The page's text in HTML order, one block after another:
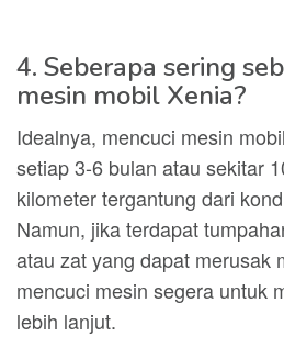
4. Seberapa sering
mesin mobil Xenia?
Idealnya, mencuci mesin
setiap 3-6 bulan atau sekitar
kilometer tergantung dari
Namun, jika terdapat
atau zat yang dapat merusak
mencuci mesin segera untuk
lebih lanjut.